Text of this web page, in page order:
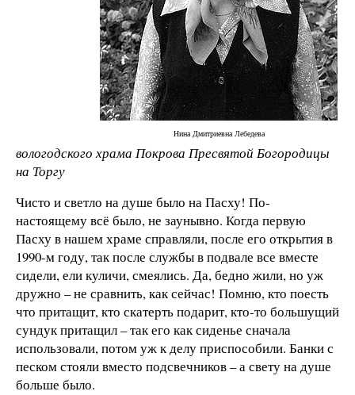
Нина Дмитриевна Лебедева
вологодского храма Покрова Пресвятой Богородицы
на Торгу
Чисто и светло на душе было на Пасху! По-
настоящему всё было, не заунывно. Когда первую
Пасху в нашем храме справляли, после его открытия в
1990-м году, так после службы в подвале все вместе
сидели, ели куличи, смеялись. Да, бедно жили, но уж
дружно – не сравнить, как сейчас! Помню, кто поесть
что притащит, кто скатерть подарит, кто-то большущий
сундук притащил – так его как сиденье сначала
использовали, потом уж к делу приспособили. Банки с
песком стояли вместо подсвечников – а свету на душе
больше было.